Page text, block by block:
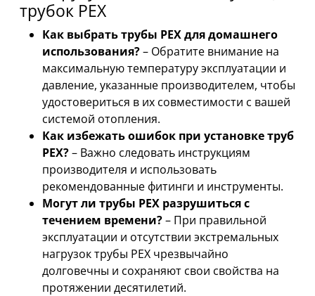
трубок PEX
Как выбрать трубы PEX для домашнего
использования?– Обратите внимание на
максимальную температуру эксплуатации и
давление, указанные производителем, чтобы
удостовериться в их совместимости с вашей
системой отопления.
Как избежать ошибок при установке труб
PEX?– Важно следовать инструкциям
производителя и использовать
рекомендованные фитинги и инструменты.
Могут ли трубы PEX разрушиться с
течением времени?– При правильной
эксплуатации и отсутствии экстремальных
нагрузок трубы PEX чрезвычайно
долговечны и сохраняют свои свойства на
протяжении десятилетий.